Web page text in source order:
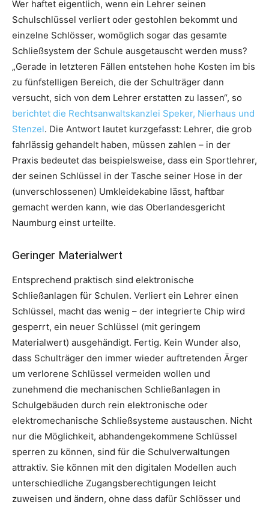
Wer haftet eigentlich, wenn ein Lehrer seinen
Schulschlüssel verliert oder gestohlen bekommt und
einzelne Schlösser, womöglich sogar das gesamte
Schließsystem der Schule ausgetauscht werden muss?
„Gerade in letzteren Fällen entstehen hohe Kosten im bis
zu fünfstelligen Bereich, die der Schulträger dann
versucht, sich von dem Lehrer erstatten zu lassen“, so
berichtet die Rechtsanwaltskanzlei Speker, Nierhaus und
Stenzel. Die Antwort lautet kurzgefasst: Lehrer, die grob
fahrlässig gehandelt haben, müssen zahlen – in der
Praxis bedeutet das beispielsweise, dass ein Sportlehrer,
der seinen Schlüssel in der Tasche seiner Hose in der
(unverschlossenen) Umkleidekabine lässt, haftbar
gemacht werden kann, wie das Oberlandesgericht
Naumburg einst urteilte.
Geringer Materialwert
Entsprechend praktisch sind elektronische
Schließanlagen für Schulen. Verliert ein Lehrer einen
Schlüssel, macht das wenig – der integrierte Chip wird
gesperrt, ein neuer Schlüssel (mit geringem
Materialwert) ausgehändigt. Fertig. Kein Wunder also,
dass Schulträger den immer wieder auftretenden Ärger
um verlorene Schlüssel vermeiden wollen und
zunehmend die mechanischen Schließanlagen in
Schulgebäuden durch rein elektronische oder
elektromechanische Schließsysteme austauschen. Nicht
nur die Möglichkeit, abhandengekommene Schlüssel
sperren zu können, sind für die Schulverwaltungen
attraktiv. Sie können mit den digitalen Modellen auch
unterschiedliche Zugangsberechtigungen leicht
zuweisen und ändern, ohne dass dafür Schlösser und